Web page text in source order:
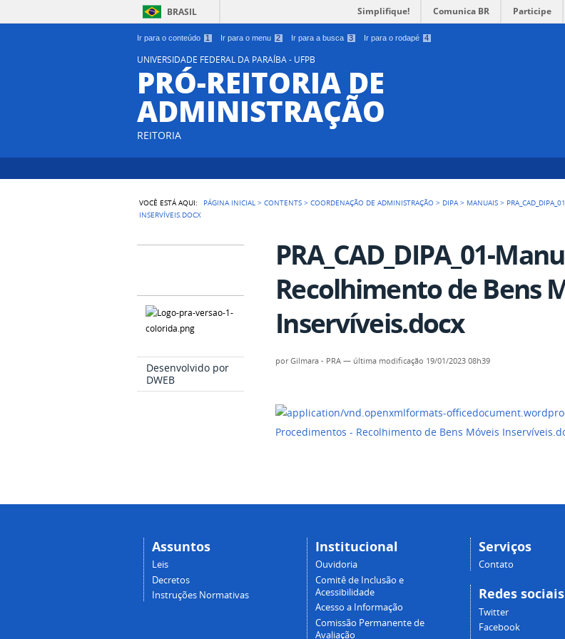
Ir para o conteúdo 1 Ir para o menu 2 Ir para a busca 3 Ir para o rodapé 4
BRASIL Simplifique! Comunica BR Participe
UNIVERSIDADE FEDERAL DA PARAÍBA - UFPB
PRÓ-REITORIA DE
ADMINISTRAÇÃO
REITORIA
VOCÊ ESTÁ AQUI: PÁGINA INICIAL >CONTENTS >COORDENAÇÃO DE ADMINISTRAÇÃO > DIPA > MANUAIS >
INSERVÍVEIS.DOCX
Desenvolvido por
DWEB
PRA_CAD_DIPA_01-
Recolhimento de Bens
Inservíveis.docx
porGilmara - PRA — última modificação 19/01/2023 08h39
Procedimentos - Recolhimento de Bens Móveis
Assuntos
Leis
Decretos
Instruções Normativas
Institucional
Ouvidoria
Comitê de Inclusão e
Acessibilidade
Acesso a Informação
Comissão Permanente de
Avaliação
Serviços
Contato
Redes sociais
Twitter
Facebook